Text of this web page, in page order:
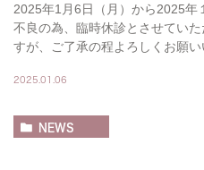
2025年1月6日（月）から2025年
不良の為、臨時休診とさせてい
すが、ご了承の程よろしくお願い
2025.01.06
NEWS